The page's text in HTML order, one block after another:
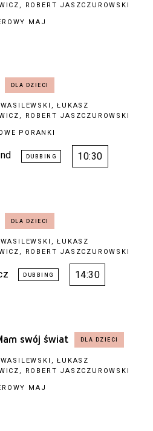
ROBERT JASZCZUROWSKI
MAJ
ŁUKASZ
ROBERT JASZCZUROWSKI
PORANKI
10:30
ŁUKASZ
ROBERT JASZCZUROWSKI
14:30
swój świat
ŁUKASZ
ROBERT JASZCZUROWSKI
MAJ